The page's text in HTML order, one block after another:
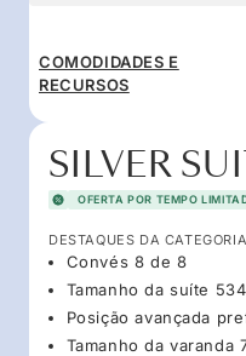
COMODIDADES E
RECURSOS
SILVER
OFERTA POR TEMPO
DESTAQUES DA CATEGORIA
Convés 8 de 8
Tamanho da suíte
Posição avançada
Tamanho da varanda